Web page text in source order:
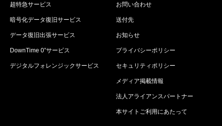
超特急サービス
暗号化データ復旧サービス
データ復旧出張サービス
DownTime 0”サービス
デジタルフォレンジックサービス
お問い合わせ
送付先
お知らせ
プライバシーポリシー
セキュリティポリシー
メディア掲載情報
法人アライアンスパートナー
本サイトご利用にあたって